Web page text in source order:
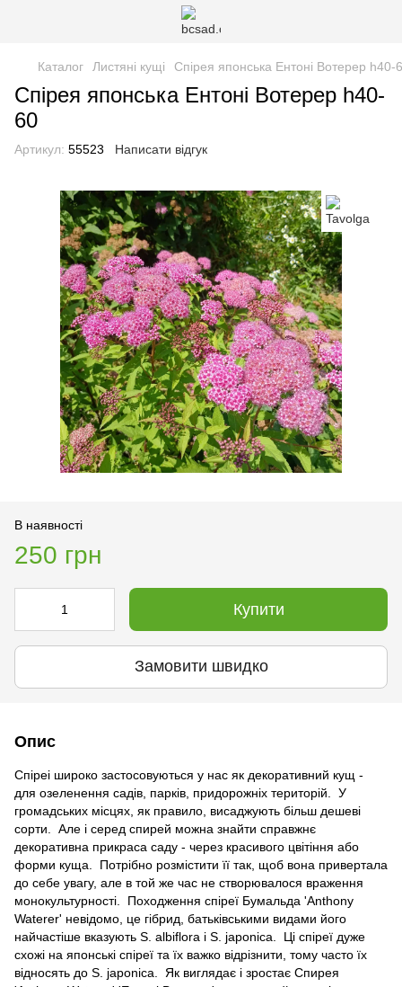
Каталог Листяні кущі Спірея японська Ентоні Вотерер h40-
Спірея японська Ентоні Вотерер h40-
60
Артикул: 55523 Написати відгук
В наявності
250 грн
Купити
Замовити швидко
Опис
Cпіреі широко застосовуються у нас як декоративний кущ -
для озеленення садів, парків, придорожніх територій. У
громадських місцях, як правило, висаджують більш дешеві
сорти. Але і серед спирей можна знайти справжнє
декоративна прикраса саду - через красивого цвітіння або
форми куща. Потрібно розмістити її так, щоб вона привертала
до себе увагу, але в той же час не створювалося враження
монокультурності. Походження спіреї Бумальда 'Anthony
Waterer' невідомо, це гібрид, батьківськими видами його
найчастіше вказують S. albiflora і S. japonica. Ці спіреї дуже
схожі на японські спіреї та їх важко відрізнити, тому часто їх
відносять до S. japonica. Як виглядає і зростає Спирея